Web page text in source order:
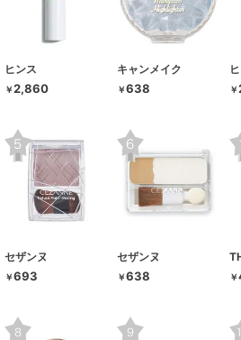
ヒンス
￥2,860
キャンメイク
￥638 ￥
セザンヌ
￥693
セザンヌ
￥638 ￥